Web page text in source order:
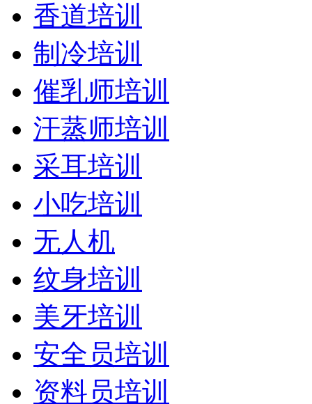
香道培训
制冷培训
催乳师培训
汗蒸师培训
采耳培训
小吃培训
无人机
纹身培训
美牙培训
安全员培训
资料员培训